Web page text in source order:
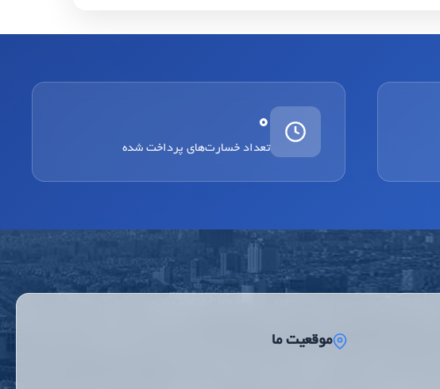
0
تعداد خسارت‌های پرداخت شده
موقعیت ما